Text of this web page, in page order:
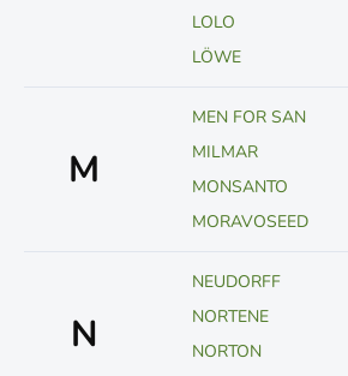
LOLO
LÖWE
M
MEN FOR SAN
MILMAR
MONSANTO
MORAVOSEED
N
NEUDORFF
NORTENE
NORTON